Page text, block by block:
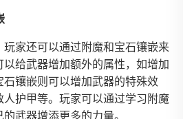
家还可以通过附魔和宝石镶嵌来
给武器增加额外的属性，如增加
镶嵌则可以增加武器的特殊效
护甲等。玩家可以通过学习附魔
武器增添更多的力量。